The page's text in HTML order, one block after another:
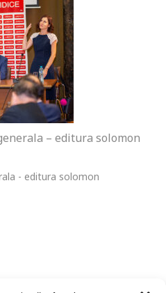
– editura solomon
- editura solomon